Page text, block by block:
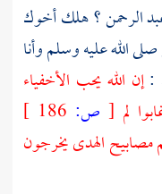
الرحمن؟ هلك أخوك
الله عليه وسلم وأنا
:إن الله يحب الأخفياء
لم [ ص:
مصابيح الهدى يخرجون